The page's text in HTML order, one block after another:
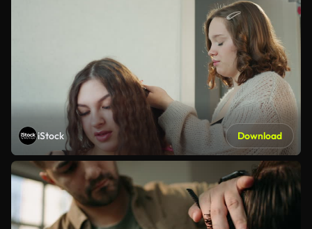
iStock Download